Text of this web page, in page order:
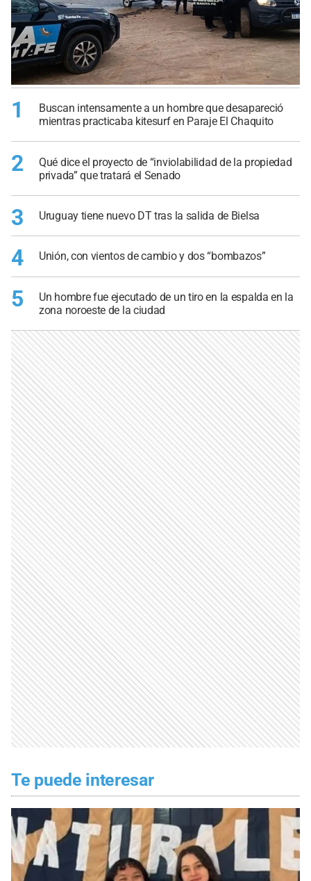
1
Buscan intensamente a un hombre que desapareció
mientras practicaba kitesurf en Paraje El Chaquito
2
Qué dice el proyecto de “inviolabilidad de la propiedad
privada” que tratará el Senado
3 Uruguay tiene nuevo DT tras la salida de Bielsa
4 Unión, con vientos de cambio y dos “bombazos”
5
Un hombre fue ejecutado de un tiro en la espalda en la
zona noroeste de la ciudad
Te puede interesar